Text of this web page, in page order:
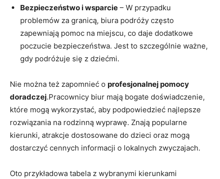
Bezpieczeństwo i wsparcie – ⁢W przypadku
problemów za granicą, biura podróży często
zapewniają pomoc na⁣ miejscu, co ⁣daje dodatkowe
poczucie bezpieczeństwa. Jest to szczególnie ważne,⁤
gdy podróżuje się z dziećmi.
Nie można też zapomnieć o profesjonalnej pomocy
‌doradczej.Pracownicy biur mają bogate doświadczenie,
które mogą wykorzystać, aby podpowiedzieć najlepsze
rozwiązania na rodzinną wyprawę. Znają ‌popularne
kierunki, atrakcje dostosowane do dzieci oraz ‌mogą​
dostarczyć cennych informacji o ‌lokalnych zwyczajach.
Oto przykładowa tabela z wybranymi ⁢kierunkami